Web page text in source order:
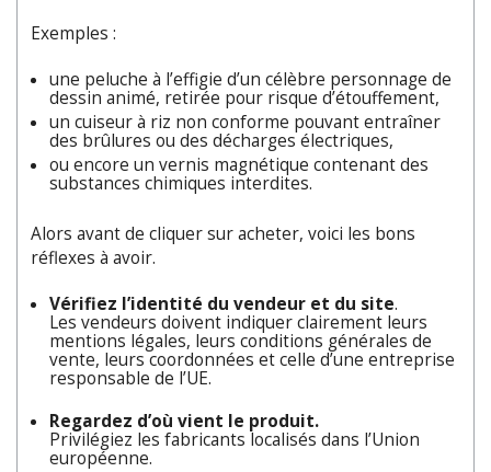
Exemples :
une peluche à l’effigie d’un célèbre personnage de
dessin animé, retirée pour risque d’étouffement,
un cuiseur à riz non conforme pouvant entraîner
des brûlures ou des décharges électriques,
ou encore un vernis magnétique contenant des
substances chimiques interdites.
Alors avant de cliquer sur acheter, voici les bons
réflexes à avoir.
Vérifiez l’identité du vendeur et du site.
Les vendeurs doivent indiquer clairement leurs
mentions légales, leurs conditions générales de
vente, leurs coordonnées et celle d’une entreprise
responsable de l’UE.
Regardez d’où vient le produit.
Privilégiez les fabricants localisés dans l’Union
européenne.